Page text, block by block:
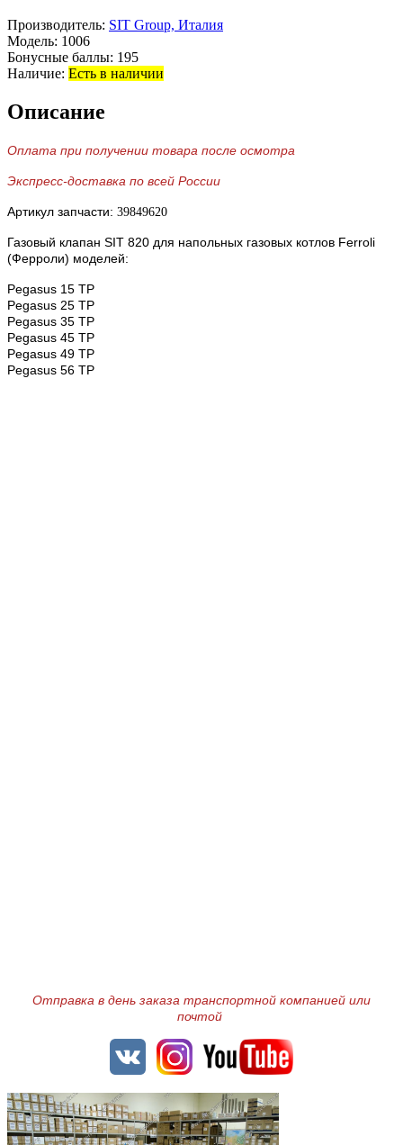
Производитель: SIT Group, Италия
Модель: 1006
Бонусные баллы: 195
Наличие: Есть в наличии
Описание
Оплата при получении товара после осмотра
Экспресс-доставка по всей России
Артикул запчасти: 39849620
Газовый клапан SIT 820 для напольных газовых котлов Ferroli
(Ферроли) моделей:
Pegasus 15 TP
Pegasus 25 TP
Pegasus 35 TP
Pegasus 45 TP
Pegasus 49 TP
Pegasus 56 TP
Отправка в день заказа транспортной компанией или
почтой